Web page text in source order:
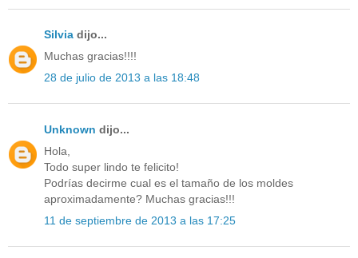
Silvia dijo...
Muchas gracias!!!!
28 de julio de 2013 a las 18:48
Unknown dijo...
Hola,
Todo super lindo te felicito!
Podrías decirme cual es el tamaño de los moldes
aproximadamente? Muchas gracias!!!
11 de septiembre de 2013 a las 17:25